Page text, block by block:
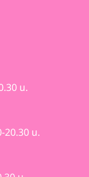
น.
20.30 น.